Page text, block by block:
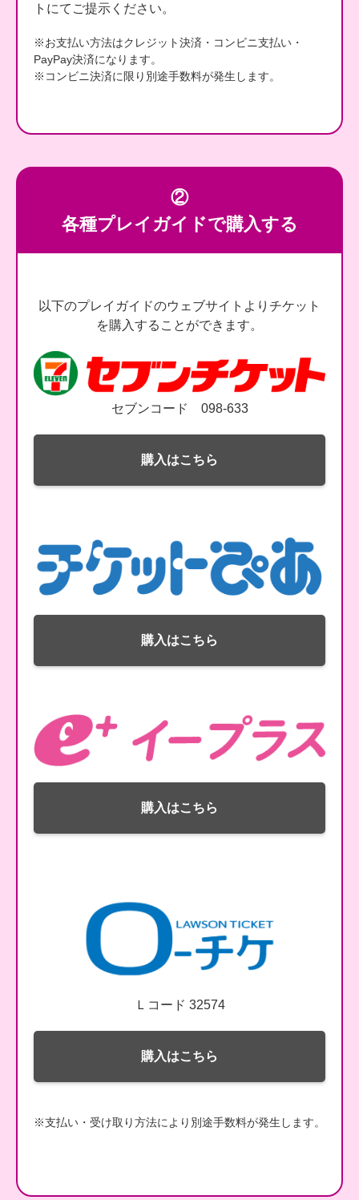
トにてご提示ください。
※お支払い方法はクレジット決済・コンビニ支払い・
PayPay決済になります。
※コンビニ決済に限り別途手数料が発生します。
②
各種プレイガイドで購入する
以下のプレイガイドのウェブサイトよりチケット
を購入することができます。
セブンコード 098-633
購入はこちら
購入はこちら
購入はこちら
Ｌコード 32574
購入はこちら
※支払い・受け取り方法により別途手数料が発生します。